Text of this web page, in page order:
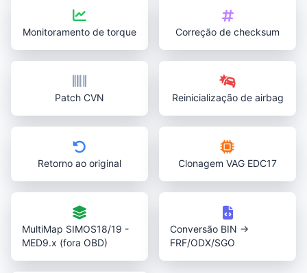
Monitoramento de torque Correção de checksum
Patch CVN Reinicialização de airbag
Retorno ao original Clonagem VAG EDC17
MultiMap SIMOS18/19 -
MED9.x (fora OBD)
Conversão BIN →
FRF/ODX/SGO